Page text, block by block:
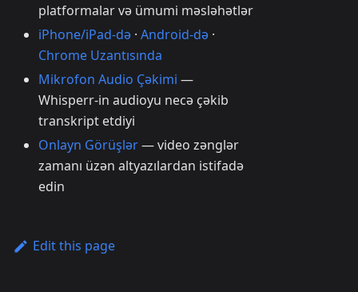
platformalar və ümumi məsləhətlər
iPhone/iPad-də · Android-də ·
Chrome Uzantısında
Mikrofon Audio Çəkimi —
Whisperr-in audioyu necə çəkib
transkript etdiyi
Onlayn Görüşlər— video zənglər
zamanı üzən altyazılardan istifadə
edin
Edit this page